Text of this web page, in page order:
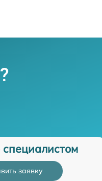
специалистом
заявку